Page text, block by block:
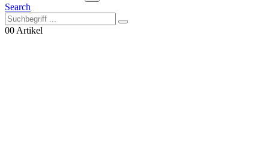
Search
00 Artikel